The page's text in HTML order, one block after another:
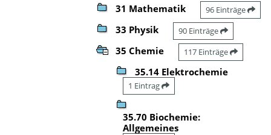
31 Mathematik 96 Einträge
33 Physik 90 Einträge
35 Chemie 117 Einträge
35.14 Elektrochemie
1 Eintrag
35.70 Biochemie:
Allgemeines